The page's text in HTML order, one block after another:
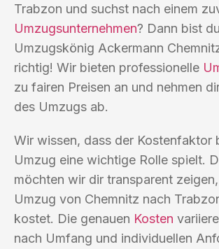
Trabzon und suchst nach einem
Umzugsunternehmen? Dann bist
Umzugskönig Ackermann
richtig! Wir bieten professionelle
zu fairen Preisen an und nehmen
des Umzugs ab.
Wir wissen, dass der Kostenfaktor
Umzug eine wichtige Rolle spielt.
möchten wir dir transparent
Umzug von Chemnitz nach
kostet. Die genauen Kosten
nach Umfang und individuellen